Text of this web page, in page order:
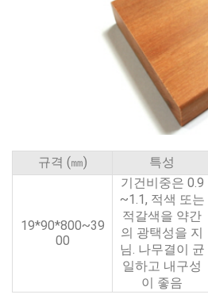
규격 (㎜) 특성
19*90*800~39
00
기건비중은 0.9
~1.1, 적색 또는
적갈색을 약간
의 광택성을 지
님. 나무결이 균
일하고 내구성
이 좋음